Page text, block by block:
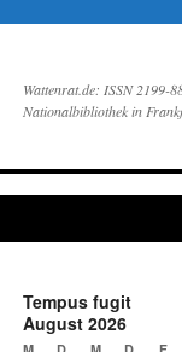
Wattenrat.de: ISSN 2199-
Nationalbibliothek in
Tempus fugit
August 2026